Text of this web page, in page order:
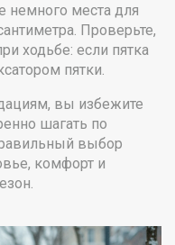
немного места для
Проверьте,
ходьбе: если пятка
пятки.
вы избежите
шагать по
выбор
комфорт и